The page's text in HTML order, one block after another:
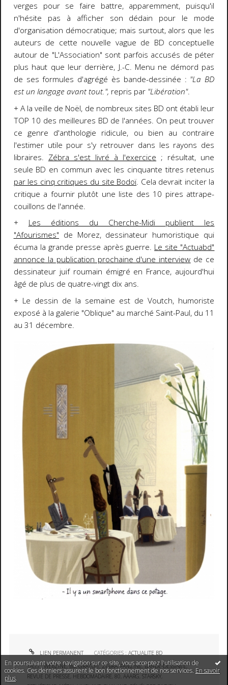
En poursuivant votre navigation sur ce site, vous acceptez l'utilisation de
cookies. Ces derniers assurent le bon fonctionnement de nos services. En savoir
plus.
verges pour se faire battre, apparemment, puisqu'il
n'hésite pas à afficher son dédain pour le mode
d'organisation démocratique; mais surtout, alors que les
auteurs de cette nouvelle vague de BD conceptuelle
autour de "L'Association" sont parfois accusés de péter
plus haut que leur derrière, J.-C. Menu ne démord pas
de ses formules d'agrégé ès bande-dessinée : "La BD
est un langage avant tout.", repris par "Libération".
+ A la veille de Noël, de nombreux sites BD ont établi leur
TOP 10 des meilleures BD de l'années. On peut trouver
ce genre d'anthologie ridicule, ou bien au contraire
l'estimer utile pour s'y retrouver dans les rayons des
libraires. Zébra s'est livré à l'exercice ; résultat, une
seule BD en commun avec les cinquante titres retenus
par les cinq critiques du site Bodoï. Cela devrait inciter la
critique a fournir plutôt une liste des 10 pires attrape-
couillons de l'année.
+ Les éditions du Cherche-Midi publient les
"Afourismes" de Morez, dessinateur humoristique qui
écuma la grande presse après guerre. Le site "Actuabd"
annonce la publication prochaine d'une interview de ce
dessinateur juif roumain émigré en France, aujourd'hui
âgé de plus de quatre-vingt dix ans.
+ Le dessin de la semaine est de Voutch, humoriste
exposé à la galerie "Oblique" au marché Saint-Paul, du 11
au 31 décembre.
LIEN PERMANENT CATÉGORIES :ACTUALITE BD
TAGS :WEBZINE,BD,GRATUIT ,ZÉBRA,FANZINE,BANDE-DESSINÉE,
REVUE DE PRESSE HEBDOMADAIRE ,80 ,AAARG ,STARSKY